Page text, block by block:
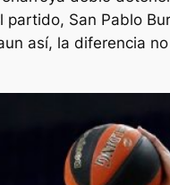
partido, San Pablo
así, la diferencia